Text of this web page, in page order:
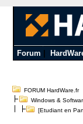
Forum
FORUM HardWare.fr
Windows &
[Etudiant en